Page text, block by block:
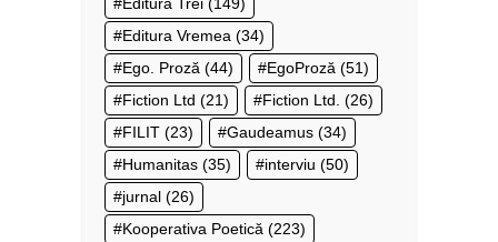
Editura Trei (149)
Editura Vremea (34)
Ego. Proză (44) EgoProză (51)
Fiction Ltd (21) Fiction Ltd. (26)
FILIT (23) Gaudeamus (34)
Humanitas (35) interviu (50)
jurnal (26)
Kooperativa Poetică (223)